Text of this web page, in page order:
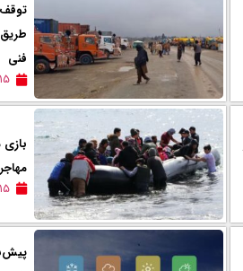
توقف
فنی
۱۵ حمل ۱۴۰۴
۱۵ حمل ۱۴۰۴